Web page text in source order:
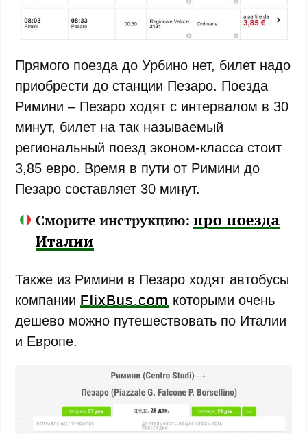
Прямого поезда до Урбино нет, билет надо
приобрести до станции Пезаро. Поезда
Римини – Пезаро ходят с интервалом в 30
минут, билет на так называемый
региональный поезд эконом-класса стоит
3,85 евро. Время в пути от Римини до
Пезаро составляет 30 минут.
Сморите инструкцию:про поезда
Италии
Также из Римини в Пезаро ходят автобусы
компании FlixBus.com которыми очень
дешево можно путешествовать по Италии
и Европе.